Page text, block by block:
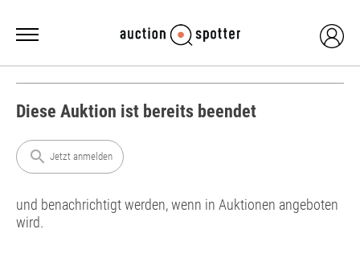
Diese Auktion ist bereits beendet
search Jetzt anmelden
und benachrichtigt werden, wenn in Auktionen angeboten
wird.